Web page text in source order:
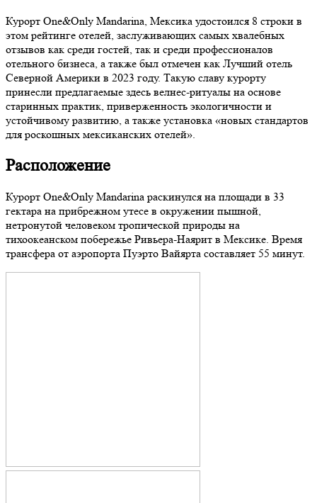
Курорт One&Only Mandarina, Мексика удостоился 8 строки в
этом рейтинге отелей, заслуживающих самых хвалебных
отзывов как среди гостей, так и среди профессионалов
отельного бизнеса, а также был отмечен как Лучший отель
Северной Америки в 2023 году. Такую славу курорту
принесли предлагаемые здесь велнес-ритуалы на основе
старинных практик, приверженность экологичности и
устойчивому развитию, а также установка «новых стандартов
для роскошных мексиканских отелей».
Расположение
Курорт One&Only Mandarina раскинулся на площади в 33
гектара на прибрежном утесе в окружении пышной,
нетронутой человеком тропической природы на
тихоокеанском побережье Ривьера-Наярит в Мексике. Время
трансфера от аэропорта Пуэрто Вайярта составляет 55 минут.